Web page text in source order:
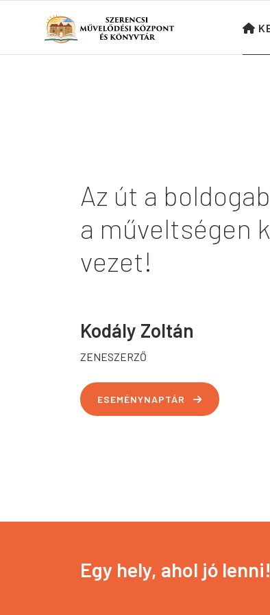
Az út a
a műveltségen
vezet!
Kodály Zoltán
ZENESZERZŐ
ESEMÉNYNAPTÁR
Egy hely, ahol jó lenni!